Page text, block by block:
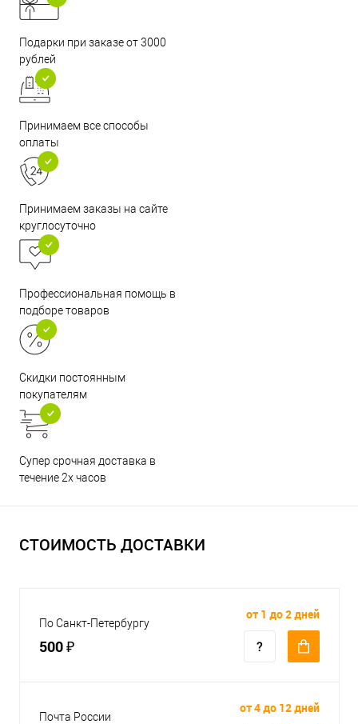
Подарки при заказе от 3000
рублей
Принимаем все способы
оплаты
Принимаем заказы на сайте
круглосуточно
Профессиональная помощь в
подборе товаров
Скидки постоянным
покупателям
Супер срочная доставка в
течение 2х часов
СТОИМОСТЬ ДОСТАВКИ
По Санкт-Петербургу
500 ₽
от 1 до 2 дней
Почта России
от 4 до 12 дней